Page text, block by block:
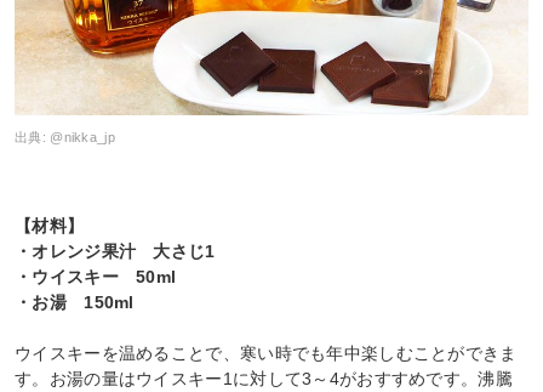
出典: @nikka_jp
【材料】
・オレンジ果汁 大さじ1
・ウイスキー 50ml
・お湯 150ml
ウイスキーを温めることで、寒い時でも年中楽しむことができま
す。お湯の量はウイスキー1に対して3～4がおすすめです。沸騰